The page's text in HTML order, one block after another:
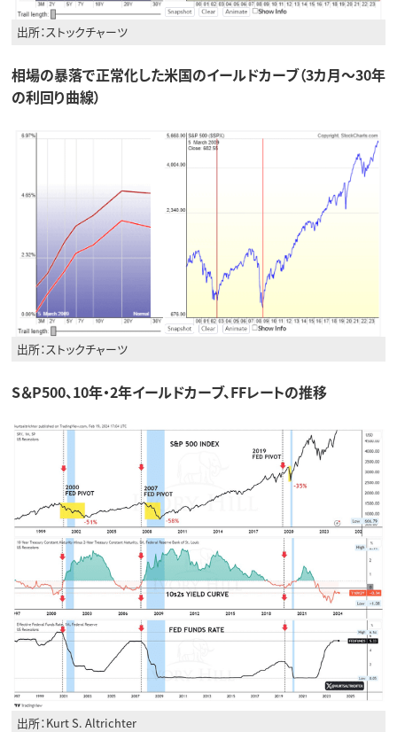
出所：ストックチャーツ
相場の暴落で正常化した米国のイールドカーブ（3カ月～30年
の利回り曲線）
出所：ストックチャーツ
S＆P500、10年・2年イールドカーブ、FFレートの推移
出所：Kurt S. Altrichter